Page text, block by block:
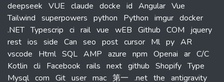
deepseek VUE claude docke id Angular Vue
Tailwind superpowers python Python imgur docker
.NET Typescrip ci rail vue wEB Github COM
jquery
rest ios side Can seo post cursor Ml py AR
vscode
Html SQL AMP azure npm Openai ar C/C
Kotlin cli Facebook rails next github Shopify Type
Mysql com Git user mac 第一 .net the antigravity